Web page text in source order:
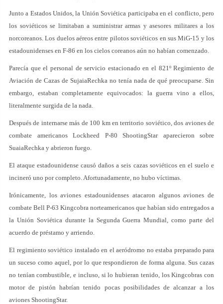
Junto a Estados Unidos, la Unión Soviética participaba en el conflicto, pero
los soviéticos se limitaban a suministrar armas y asesores militares a los
norcoreanos. Los duelos aéreos entre pilotos soviéticos en sus MiG-15 y los
estadounidenses en F-86 en los cielos coreanos aún no habían comenzado.
Parecía que el personal de servicio estacionado en el 821º Regimiento de
Aviación de Cazas de SujaiaRechka no tenía nada de qué preocuparse. Sin
embargo, estaban completamente equivocados: la guerra vino a ellos,
literalmente surgida de la nada.
Después de internarse más de 100 km en territorio soviético, dos aviones de
combate americanos Lockheed P-80 ShootingStar aparecieron sobre
SuaiaRechka y abrieron fuego.
El ataque estadounidense causó daños a seis cazas soviéticos en el suelo e
incineró uno por completo. Afortunadamente, no hubo víctimas.
Irónicamente, los aviones estadounidenses atacaron algunos aviones de
combate Bell P-63 Kingcobra norteamericanos que habían sido entregados a
la Unión Soviética durante la Segunda Guerra Mundial, como parte del
acuerdo de préstamo y arriendo.
El regimiento soviético instalado en el aeródromo no estaba preparado para
un suceso como aquel, por lo que respondieron de forma alguna. Sus cazas
no tenían combustible, e incluso, si lo hubieran tenido, los Kingcobras con
motor de pistón habrían tenido pocas posibilidades de alcanzar a los
aviones ShootingStar.